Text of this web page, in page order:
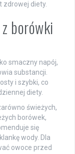
zdrowej diety.
borówki
smaczny napój,
substancji.
i szybki, co
diety.
świeżych,
borówek,
się
wody. Dla
owoce przed